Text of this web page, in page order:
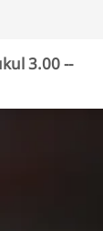
3.00 --